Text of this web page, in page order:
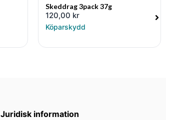
Skeddrag 3pack 37g
120,00 kr
Köparskydd
Juridisk information